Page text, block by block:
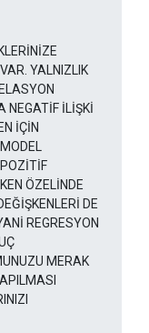
YALNIZLIK
NEGATİF İLİŞKİ
İÇİN
ÖZELİNDE
DE
REGRESYON
MERAK